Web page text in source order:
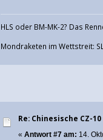
HLS oder BM-MK-2? Das
Mondraketen im Wettstreit:
Re: Chinesische CZ-
«Antwort #7 am: 14.